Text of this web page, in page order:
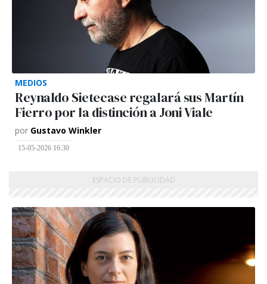
MEDIOS
Reynaldo Sietecase regalará sus Martín
Fierro por la distinción a Joni Viale
por Gustavo Winkler
15-05-2026 16:30